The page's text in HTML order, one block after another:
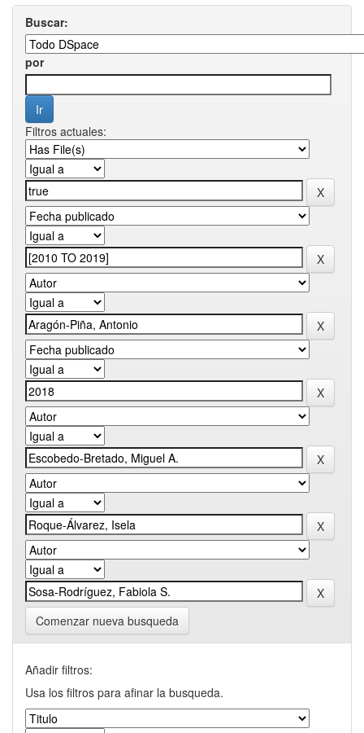
Buscar:
por
Filtros actuales:
Comenzar nueva busqueda
Añadir filtros:
Usa los filtros para afinar la busqueda.